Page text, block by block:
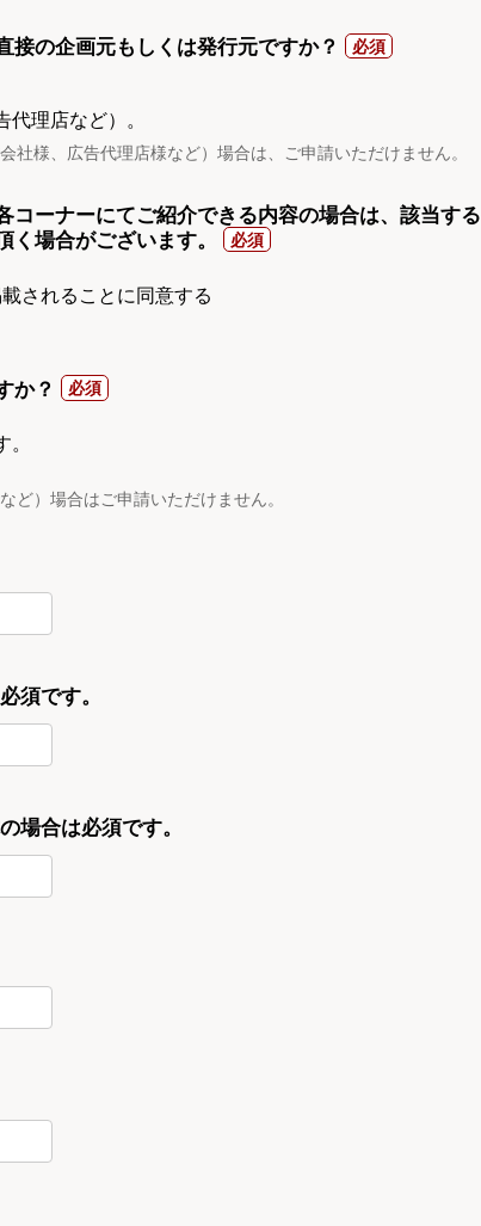
接の企画元もしくは発行元ですか？
理店など）。
様、広告代理店様など）場合は、ご申請いただけません。
コーナーにてご紹介できる内容の場合は、該当する
場合がございます。
されることに同意する
か？
）場合はご申請いただけません。
須です。
場合は必須です。